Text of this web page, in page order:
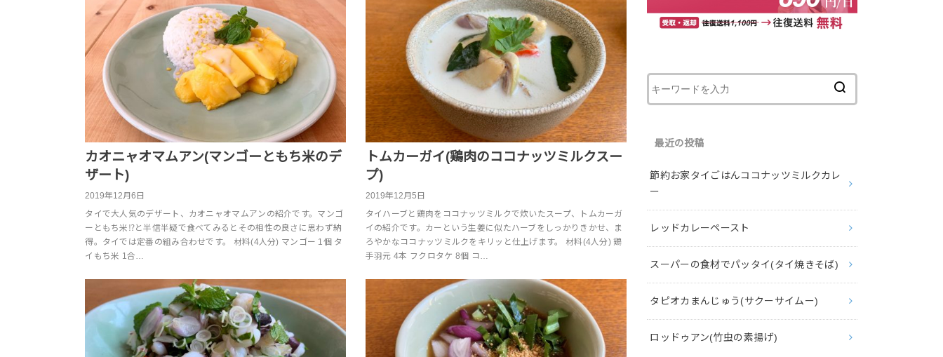
カオニャオマムアン(マンゴーともち米のデ
ザート)
2019年12月6日
タイで大人気のデザート、カオニャオマムアンの紹介です。マンゴ
ーともち米⁉︎と半信半疑で食べてみるとその相性の良さに思わず納
得。タイでは定番の組み合わせです。 材料(4人分) マンゴー 1個 タ
イもち米 1合…
トムカーガイ(鶏肉のココナッツミルクスー
プ)
2019年12月5日
タイハーブと鶏肉をココナッツミルクで炊いたスープ、トムカーガ
イの紹介です。カーという生姜に似たハーブをしっかりきかせ、ま
ろやかなココナッツミルクをキリッと仕上げます。 材料(4人分) 鶏
手羽元 4本 フクロタケ 8個 コ…
最近の投稿
節約お家タイごはんココナッツミルクカレ
ー
レッドカレーペースト
スーパーの食材でパッタイ(タイ焼きそば)
タピオカまんじゅう(サクーサイムー)
ロッドゥアン(竹虫の素揚げ)